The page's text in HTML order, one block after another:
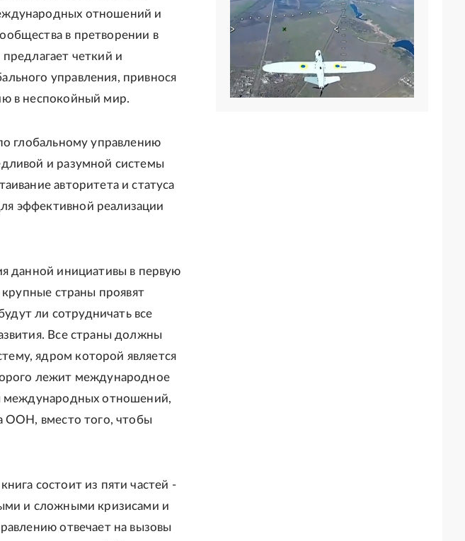
отношений и
в претворении в
четкий и
управления, привнося
в неспокойный мир.
глобальному управлению
и разумной системы
авторитета и статуса
эффективной реализации
данной инициативы в первую
крупные страны проявят
ли сотрудничать все
Все страны должны
ядром которой является
лежит международное
международных отношений,
ООН, вместо того, чтобы
состоит из пяти частей -
и сложными кризисами и
отвечает на вызовы